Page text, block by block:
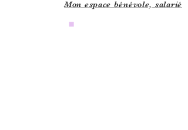
Mon espace bénévole, salarié